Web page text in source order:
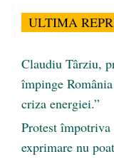
ULTIMA
Claudiu Târziu,
împinge
criza energiei.”
Protest
exprimare nu